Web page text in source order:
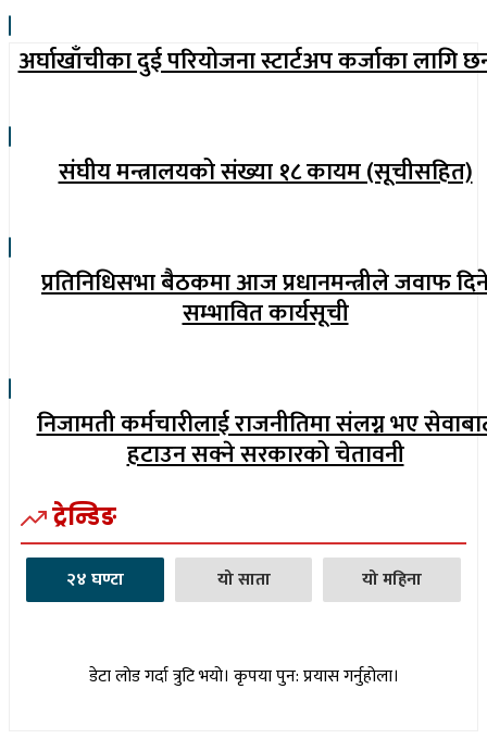
अर्घाखाँचीका दुई परियोजना स्टार्टअप कर्जाका लागि
संघीय मन्त्रालयको संख्या १८ कायम (सूचीसहित)
प्रतिनिधिसभा बैठकमा आज प्रधानमन्त्रीले जवाफ
सम्भावित कार्यसूची
निजामती कर्मचारीलाई राजनीतिमा संलग्न भए
हटाउन सक्ने सरकारको चेतावनी
ट्रेन्डिङ
२४ घण्टा यो साता यो महिना
डेटा लोड गर्दा त्रुटि भयो। कृपया पुन: प्रयास गर्नुहोला।